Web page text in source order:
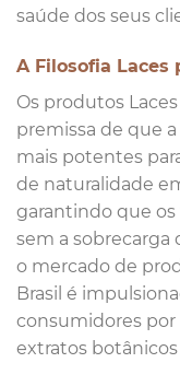
saúde dos seus
A Filosofia Laces
Os produtos
premissa de que
mais potentes
de naturalidade
garantindo que
sem a sobrecarga
o mercado de
Brasil é
consumidores
extratos